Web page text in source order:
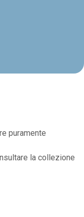
puramente
la collezione